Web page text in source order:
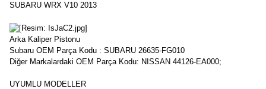
SUBARU WRX V10 2013
Arka Kaliper Pistonu
Subaru OEM Parça Kodu : SUBARU 26635-FG010
Diğer Markalardaki OEM Parça Kodu: NISSAN 44126-EA000;
UYUMLU MODELLER